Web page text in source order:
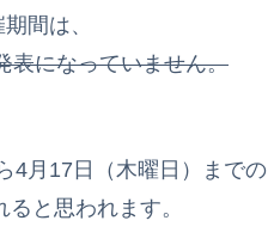
間は、
表になっていません。
4月17日（木曜日）までの
と思われます。